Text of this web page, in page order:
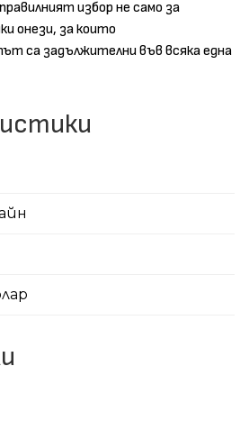
избор не само за
онези, за които
са задължителни във всяка една